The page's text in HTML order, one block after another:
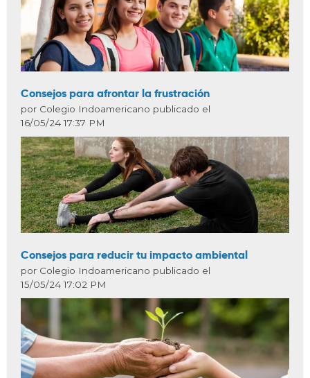
Consejos para afrontar la frustración
por Colegio Indoamericano publicado el
16/05/24 17:37 PM
Consejos para reducir tu impacto ambiental
por Colegio Indoamericano publicado el
15/05/24 17:02 PM